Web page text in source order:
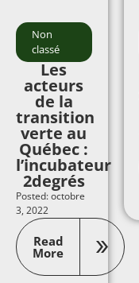
Non
classé
Les
acteurs
de la
transition
verte au
Québec :
l’incubateur
2degrés
Posted: octobre
3, 2022
Read
More